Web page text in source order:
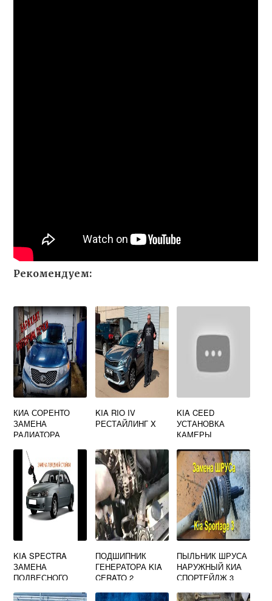
Рекомендуем:
КИА СОРЕНТО
ЗАМЕНА
РАДИАТОРА
KIA RIO IV
РЕСТАЙЛИНГ X
KIA CEED
УСТАНОВКА
КАМЕРЫ
KIA SPECTRA
ЗАМЕНА
ПОДВЕСНОГО
ПОДШИПНИК
ГЕНЕРАТОРА KIA
CERATO 2
ПЫЛЬНИК ШРУСА
НАРУЖНЫЙ КИА
СПОРТЕЙДЖ 3